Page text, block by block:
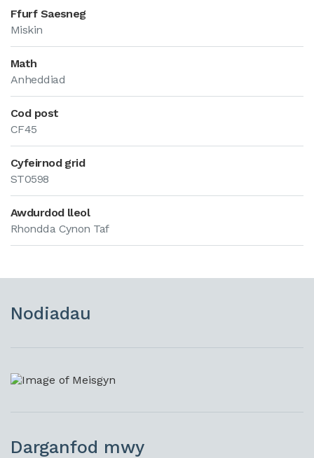
Ffurf Saesneg
Miskin
Math
Anheddiad
Cod post
CF45
Cyfeirnod grid
ST0598
Awdurdod lleol
Rhondda Cynon Taf
Nodiadau
Darganfod mwy